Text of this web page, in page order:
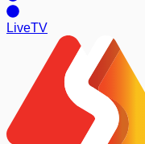
LiveTV